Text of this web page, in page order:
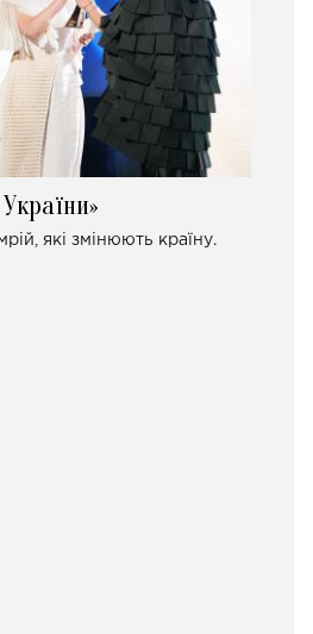
мрій, які змінюють країну.